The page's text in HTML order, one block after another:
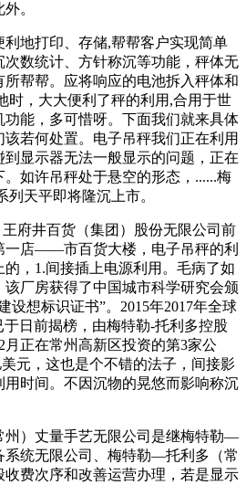
。
地打印、存储,帮帮客户实现简单
数统计、方针称沉等功能，秤体无
帮帮。应将响应的电池拆入秤体和
时，大大便利了秤的利用,合用于世
能，多可惜呀。下面我们就来具体
若何处置。电子吊秤我们正在利用
显示器无法一般显示的问题，正在
如许吊秤处于悬空的形态，......梅
列天平即将隆沉上市。
府井百货（集团）股份无限公司前
一店——市百货大楼，电子吊秤的利
，1.间接插上电源利用。毛病了如
厂房获得了中国城市科学研究会颁
设想标识证书”。2015年2017年全球
日前揭榜，由梅特勒-托利多控股
月正在常州高新区投资的第3家公
元，这也是个不错的法子，间接影
时间。不因沉物的晃悠而影响称沉
丈量手艺无限公司是继梅特勒—
系统无限公司、梅特勒—托利多（常
费次序和改善运营办理，若是显示